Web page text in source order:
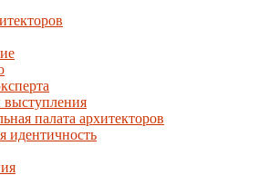
палата архитекторов
идентичность